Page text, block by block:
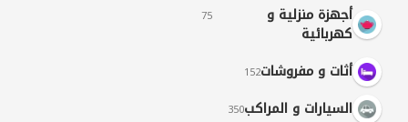
أجهزة منزلية و
كهربائية
75
أثات و مفروشات152
السيارات و المراكب350